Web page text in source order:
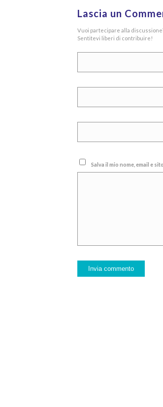
Lascia un
Vuoi partecipare alla
Sentitevi liberi di contribuire!
Salva il mio nome, email e